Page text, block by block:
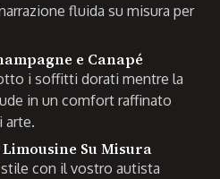
fluida su misura per
e Canapé
i soffitti dorati mentre la
in un comfort raffinato
arte.
Su Misura
con il vostro autista